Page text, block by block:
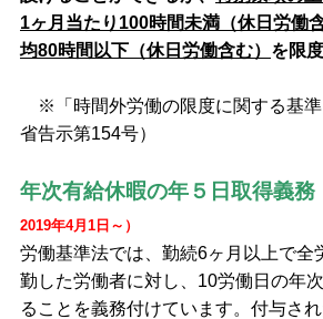
1ヶ月当たり100時間未満（休日労働
均80時間以下（休日労働含む） を限
※「時間外労働の限度に関する基準
省告示第154号）
年次有給休暇の年５日取得義務
2019年4月1日～）
労働基準法では、勤続6ヶ月以上で全
勤した労働者に対し、10労働日の年
ることを義務付けています。付与さ